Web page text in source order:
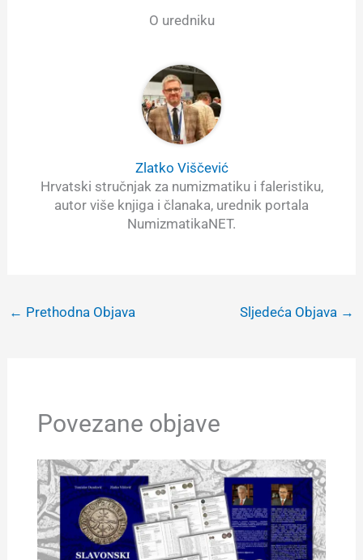
O uredniku
Zlatko Viščević
Hrvatski stručnjak za numizmatiku i faleristiku,
autor više knjiga i članaka, urednik portala
NumizmatikaNET.
← Prethodna Objava Sljedeća Objava →
Povezane objave